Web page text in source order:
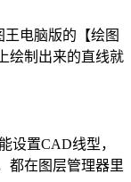
电脑版的【绘图
绘制出来的直线就
置CAD线型，
都在图层管理器里